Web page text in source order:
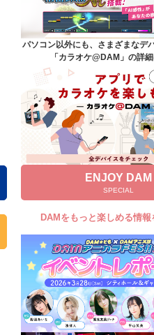
ユーザー検索
キャンペーン
よくあるご質問
DAMの新曲・ランキングなど
カラオケ最新情報をチェック！
自宅でカラオケ歌い放題！
家族や友達と一緒に！練習にも
パソコン以外にも、さまざまなデ
「カラオケ@DAM」の詳
ENJOY DAM
SPECIAL
DAMをもっと楽しめる情報